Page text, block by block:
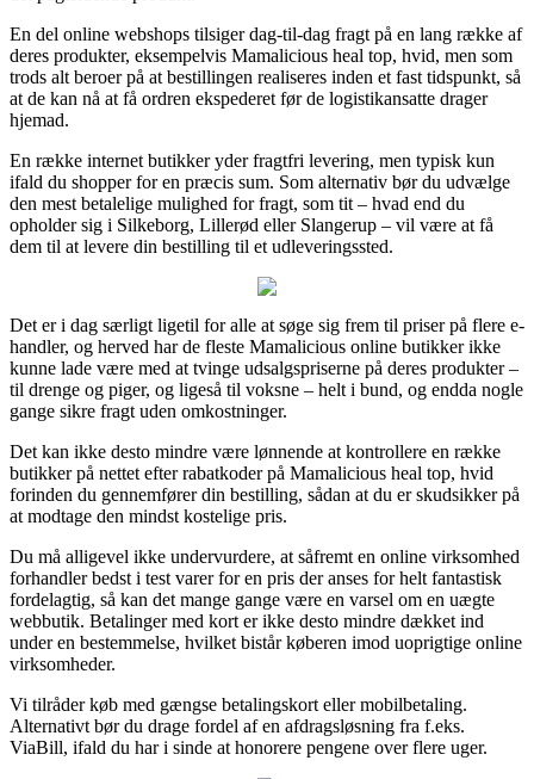
En del online webshops tilsiger dag-til-dag fragt på en lang række af
deres produkter, eksempelvis Mamalicious heal top, hvid, men som
trods alt beroer på at bestillingen realiseres inden et fast tidspunkt, så
at de kan nå at få ordren ekspederet før de logistikansatte drager
hjemad.
En række internet butikker yder fragtfri levering, men typisk kun
ifald du shopper for en præcis sum. Som alternativ bør du udvælge
den mest betalelige mulighed for fragt, som tit – hvad end du
opholder sig i Silkeborg, Lillerød eller Slangerup – vil være at få
dem til at levere din bestilling til et udleveringssted.
Det er i dag særligt ligetil for alle at søge sig frem til priser på flere e-
handler, og herved har de fleste Mamalicious online butikker ikke
kunne lade være med at tvinge udsalgspriserne på deres produkter –
til drenge og piger, og ligeså til voksne – helt i bund, og endda nogle
gange sikre fragt uden omkostninger.
Det kan ikke desto mindre være lønnende at kontrollere en række
butikker på nettet efter rabatkoder på Mamalicious heal top, hvid
forinden du gennemfører din bestilling, sådan at du er skudsikker på
at modtage den mindst kostelige pris.
Du må alligevel ikke undervurdere, at såfremt en online virksomhed
forhandler bedst i test varer for en pris der anses for helt fantastisk
fordelagtig, så kan det mange gange være en varsel om en uægte
webbutik. Betalinger med kort er ikke desto mindre dækket ind
under en bestemmelse, hvilket bistår køberen imod uoprigtige online
virksomheder.
Vi tilråder køb med gængse betalingskort eller mobilbetaling.
Alternativt bør du drage fordel af en afdragsløsning fra f.eks.
ViaBill, ifald du har i sinde at honorere pengene over flere uger.